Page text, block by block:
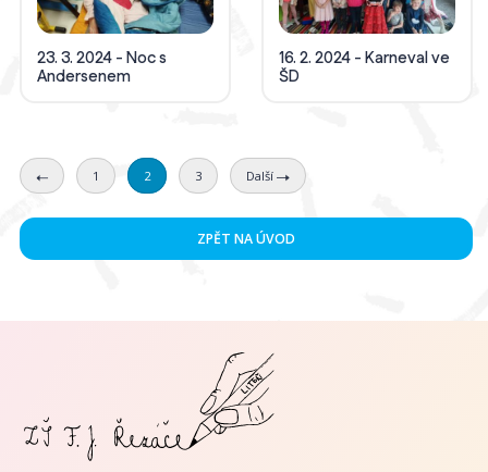
23. 3. 2024 - Noc s
Andersenem
16. 2. 2024 - Karneval ve
ŠD
1 2 3 Další
ZPĚT NA ÚVOD